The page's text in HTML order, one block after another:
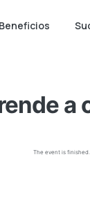
Beneficios
a
The event is finished.